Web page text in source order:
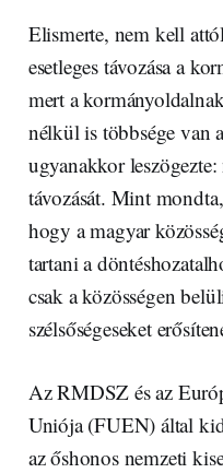
Elismerte, nem kell
esetleges távozása a
mert a
nélkül is többsége van
ugyanakkor
távozását. Mint
hogy a magyar
tartani a
csak a közösségen
szélsőségeseket
Az RMDSZ és az
Uniója (FUEN) által
az őshonos nemzeti